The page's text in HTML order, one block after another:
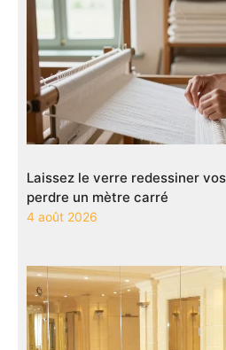
Laissez le verre redessiner
perdre un mètre carré
4 août 2026